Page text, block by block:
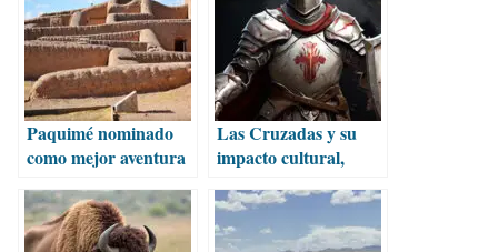
Paquimé nominado
como mejor aventura
México
Las Cruzadas y su
impacto cultural,
oculto